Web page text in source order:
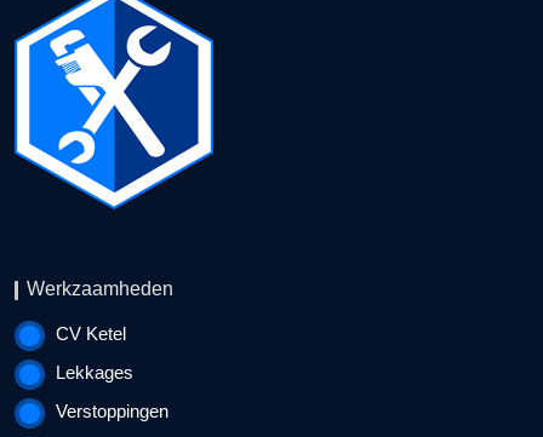
Werkzaamheden
CV Ketel
Lekkages
Verstoppingen